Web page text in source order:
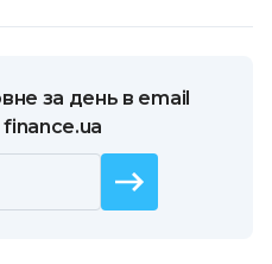
за день в email
finance.ua